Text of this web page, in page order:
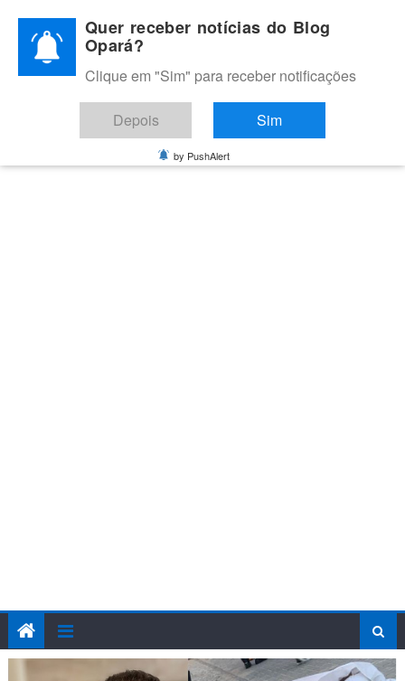
content
BLOG OPARÁ
Melhores notícias de Juazeiro, Petrolina e do Vale do São
Francisco
Quer receber notícias do Blog
Opará?
Clique em "Sim" para receber notificações
Depois Sim
by PushAlert